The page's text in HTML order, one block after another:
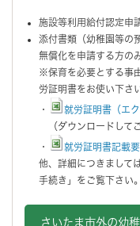
施設等利用給付認定申
添付書類（幼稚園等の
無償化を申請する方の
※保育を必要とする事
労証明書をお使い下さ
・
就労証明書（エ
（ダウンロードして
・
就労証明書記載
他、詳細につきまして
手続き」をご覧下さい。
さいたま市外の幼